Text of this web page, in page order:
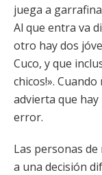
juega a
Al que entra va
otro hay dos
Cuco, y que
chicos!».
advierta que
error.
Las personas
a una decisión